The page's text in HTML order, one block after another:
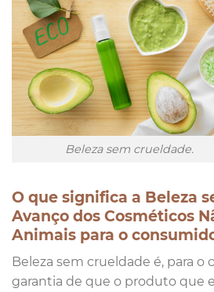
Beleza sem crueldade.
O que significa a Beleza
Avanço dos Cosméticos
Animais para o
Beleza sem crueldade é, para o
garantia de que o produto que